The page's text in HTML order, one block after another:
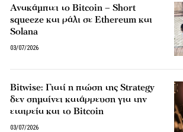
Ανακάμπτει το Bitcoin – Short
squeeze και ράλι σε Ethereum και
Solana
03/07/2026
Bitwise: Γιατί η πτώση της Strategy
δεν σημαίνει κατάρρευση για την
εταιρεία και το Bitcoin
03/07/2026